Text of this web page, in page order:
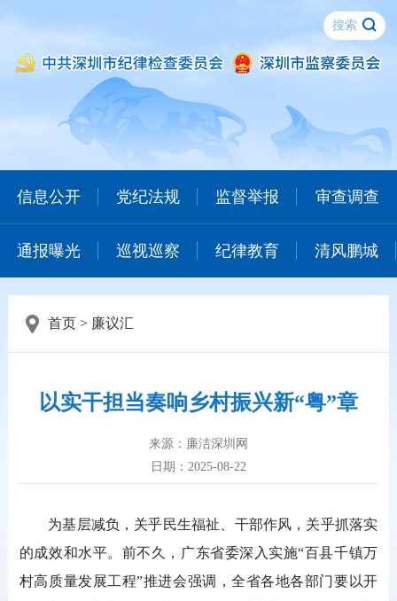
信息公开 党纪法规 监督举报 审查调查
通报曝光 巡视巡察 纪律教育 清风鹏城
首页> 廉议汇
以实干担当奏响乡村振兴新“粤”章
来源：廉洁深圳网
日期：2025-08-22
为基层减负，关乎民生福祉、干部作风，关乎抓落实
的成效和水平。前不久，广东省委深入实施“百县千镇万
村高质量发展工程”推进会强调，全省各地各部门要以开